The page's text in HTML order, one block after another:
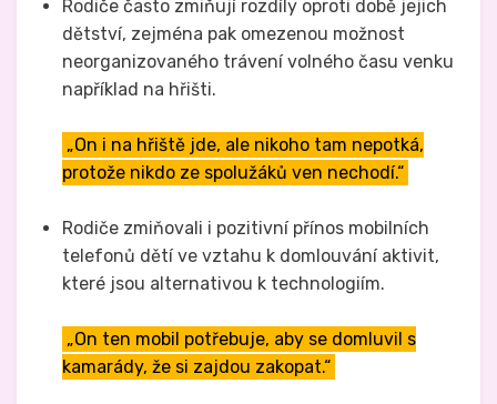
Rodiče často zmiňují rozdíly oproti době jejich
dětství, zejména pak omezenou možnost
neorganizovaného trávení volného času venku
například na hřišti.
„On i na hřiště jde, ale nikoho tam nepotká,
protože nikdo ze spolužáků ven nechodí.“
Rodiče zmiňovali i pozitivní přínos mobilních
telefonů dětí ve vztahu k domlouvání aktivit,
které jsou alternativou k technologiím.
„On ten mobil potřebuje, aby se domluvil s
kamarády, že si zajdou zakopat.“